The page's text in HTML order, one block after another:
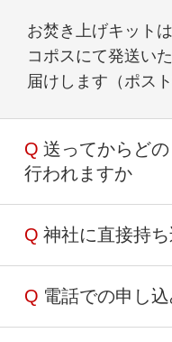
お焚き上げキット
コポスにて発送い
届けします（ポスト
Q 送ってからど
行われますか
お焚き上げは1.5ヶ
ります
実施日は天候・神
Q 神社に直接持
持ち込みでのご依
お焚き上げキット
Q 電話での申し